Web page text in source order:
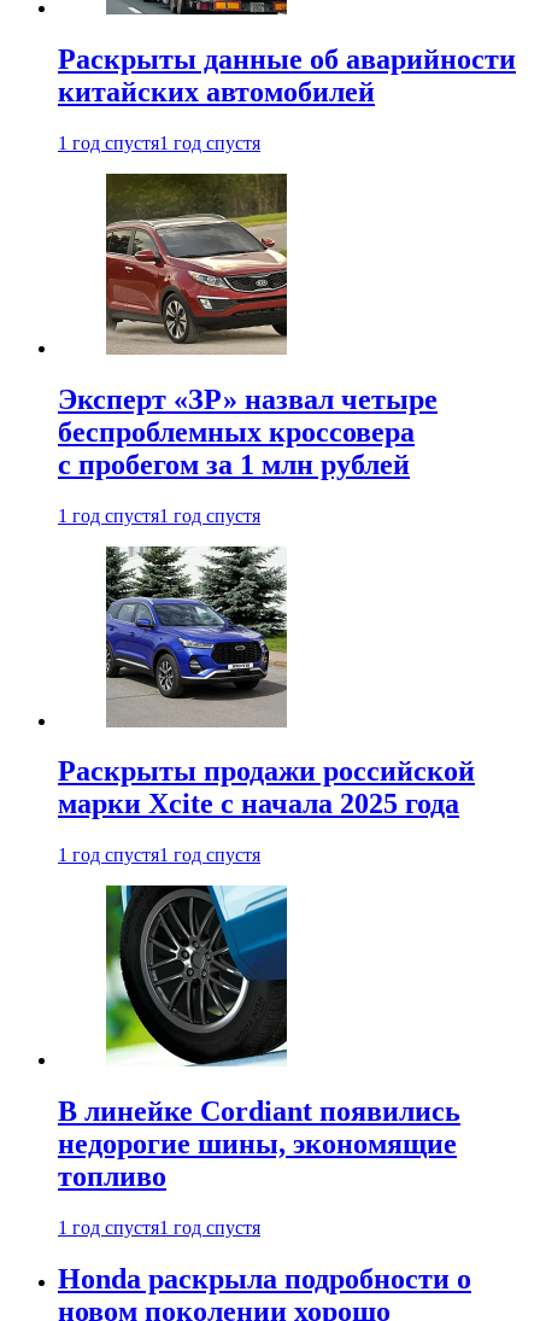
Раскрыты данные об аварийности
китайских автомобилей
1 год спустя1 год спустя
Эксперт «ЗР» назвал четыре
беспроблемных кроссовера
с пробегом за 1 млн рублей
1 год спустя1 год спустя
Раскрыты продажи российской
марки Xcite с начала 2025 года
1 год спустя1 год спустя
В линейке Cordiant появились
недорогие шины, экономящие
топливо
1 год спустя1 год спустя
Honda раскрыла подробности о
новом поколении хорошо